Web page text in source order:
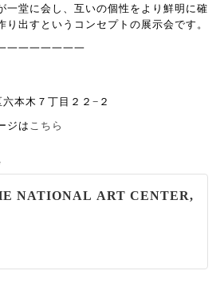
一堂に会し、互いの個性をより鮮明に確
り出すというコンセプトの展示会です。
一一一一一一一
本木７丁目２２−２
ジは こちら
NATIONAL ART CENTER,